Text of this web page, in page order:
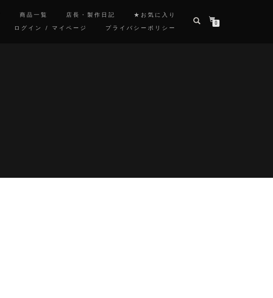
商品一覧 店長・製作日記
★お気に入り
ログイン / マイページ プライバシーポリシー
0